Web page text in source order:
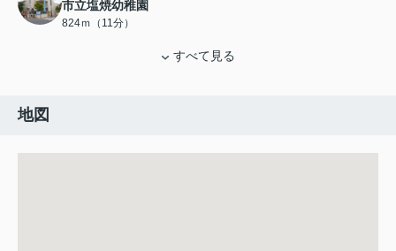
市立塩焼幼稚園
824ｍ（11分）
すべて見る
地図